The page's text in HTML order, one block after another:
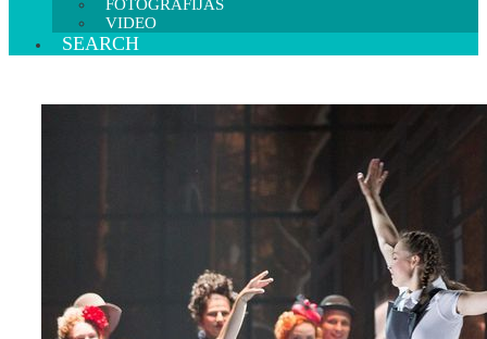
FOTOGRĀFIJAS
VIDEO
SEARCH